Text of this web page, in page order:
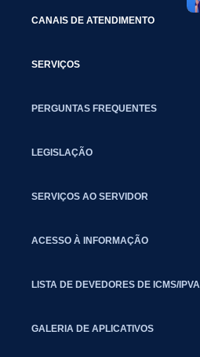
CANAIS DE ATENDIMENTO
SERVIÇOS
PERGUNTAS FREQUENTES
LEGISLAÇÃO
SERVIÇOS AO SERVIDOR
ACESSO À INFORMAÇÃO
LISTA DE DEVEDORES DE ICMS/IPVA
GALERIA DE APLICATIVOS